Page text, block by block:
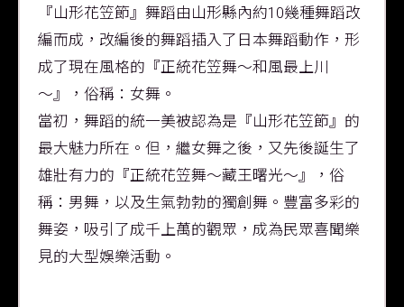
『山形花笠節』舞蹈由山形縣內約10幾種舞蹈改
編而成，改編後的舞蹈插入了日本舞蹈動作，形
成了現在風格的『正統花笠舞～和風最上川
～』，俗稱：女舞。
當初，舞蹈的統一美被認為是『山形花笠節』的
最大魅力所在。但，繼女舞之後，又先後誕生了
雄壯有力的『正統花笠舞～藏王曙光～』，俗
稱：男舞，以及生氣勃勃的獨創舞。豐富多彩的
舞姿，吸引了成千上萬的觀眾，成為民眾喜聞樂
見的大型娛樂活動。